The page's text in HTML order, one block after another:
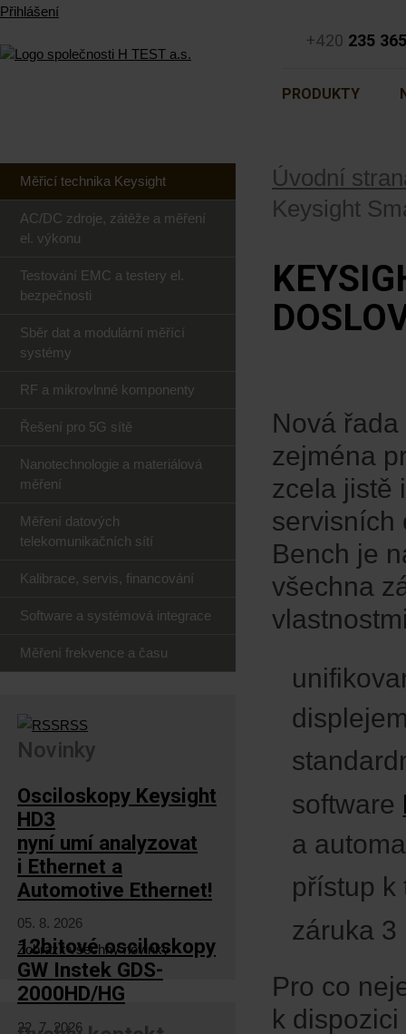
+420 235
PRODUKTY
Přihlášení
Úvodní
Keysight
Nová
zejména
zcela jistě
servisních
Bench je
všechna
software
a
přístup
záruka 3
Pro co
k
Měřicí technika Keysight
AC/DC zdroje, zátěže a měření
el. výkonu
Testování EMC a testery el.
bezpečnosti
Sběr dat a modulární měřící
systémy
RF a mikrovlnné komponenty
Řešení pro 5G sítě
Nanotechnologie a materiálová
měření
Měření datových
telekomunikačních sítí
Kalibrace, servis, financování
Software a systémová integrace
Měření frekvence a času
RSS
Novinky
Osciloskopy Keysight
HD3
nyní umí analyzovat
i Ethernet a
Automotive Ethernet!
05. 8. 2026
12bitové osciloskopy
GW Instek GDS-
2000HD/HG
22. 7. 2026
Zobrazit všechny novinky